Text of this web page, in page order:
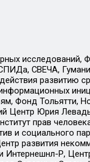
исследований,
СВЕЧА,
развитию
Фонд Тольятти,
Центр Юрия
прав
и социального
развития
Интернешнл-Р,